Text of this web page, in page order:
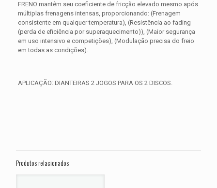
FRENO mantêm seu coeficiente de fricção elevado mesmo após
múltiplas frenagens intensas, proporcionando: (Frenagem
consistente em qualquer temperatura), (Resistência ao fading
(perda de eficiência por superaquecimento)), (Maior segurança
em uso intensivo e competições), (Modulação precisa do freio
em todas as condições).
APLICAÇÃO: DIANTEIRAS 2 JOGOS PARA OS 2 DISCOS.
ANO 2018 2019 2020 2021 2022 2023
Produtos relacionados